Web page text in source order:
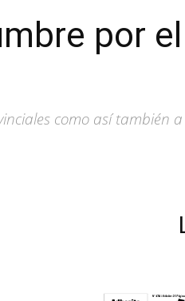
por
como así también